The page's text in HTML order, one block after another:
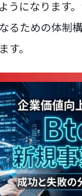
うになります
るための体制
す。